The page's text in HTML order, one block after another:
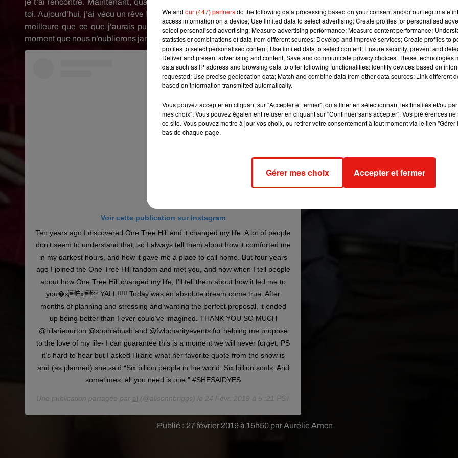
Publié : 27 février 2019 à 15h50 par Aurélie Amcn
je t’ai rencontré. Maintenant, quand je dis aux gens que cela a changé ma vie, je leur explique que cela m’a conduit
toi. Aujourd’hui, j’ai vécu un rêve !
Après des mois d’organisation, de stress et d’impatience, cette demande s’est
meilleure que ce que j’aurais pu imaginer. MERCI Hilarie Burton et Sophia Bush, je peux vous garantir que c’est
moment que nous n’oublierons jamais », a écrit Alison sur sa page.
Voir cette publication sur Instagram
Ten years ago I discovered One Tree Hill and it changed my life. A lot of people
don’t seem to understand that, so I always tell them about how it comforted me
in my darkest hours, and how it gave me a place to call home. But four years
ago I joined the One Tree Hill fandom and met you, and now when I tell people
about how One Tree Hill changed my life, I’ll tell them about how it led me to
you�xÈx YALL!!!!! Today was an absolute dream come true. After
months of planning and stressing and wanting the perfect proposal, it ended
up being better than I ever could’ve imagined. THANK YOU SO MUCH
@hilarieburton @sophiabush and @fwbcharityevents for helping me propose
to the love of my life- I can guarantee this is a moment we will never forget. PS
it’s hard to hear but I asked Hilarie what her favorite quote from the show is
and (as planned) she said “Six billion people in the world. Six billion souls. And
sometimes, all you need is one.” #SHESAIDYES
Une publication partagée par al (@alisonnbriggs) le 24 Févr. 2019 à 5 :21 PST
We and our (447) partnersdo the following data processing based on your consent and/or our legitimate
access information on a device; Use limited data to select advertising; Create profiles for personalised
select personalised advertising; Measure advertising performance; Measure content performance;
statistics or combinations of data from different sources; Develop and improve services; Create profiles to
profiles to select personalised content; Use limited data to select content; Ensure security, prevent and
Deliver and present advertising and content; Save and communicate privacy choices. These technologies
data such as IP address and browsing data to offer following functionalities: Identify devices based on
requested; Use precise geolocation data; Match and combine data from other data sources; Link different
based on information transmitted automatically.
Vous pouvez accepter en cliquant sur "Accepter et fermer", ou affiner en sélectionnant les finalités et/ou
mes choix". Vous pouvez également refuser en cliquant sur "Continuer sans accepter". Vos préférences
ce site. Vous pouvez mettre à jour vos choix, ou retirer votre consentement à tout moment via le lien
bas de chaque page.
Gérer mes choix Accepter et fermer